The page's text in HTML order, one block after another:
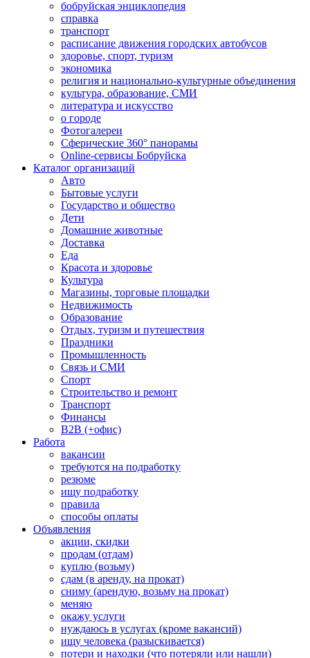
бобруйская энциклопедия
справка
транспорт
расписание движения городских автобусов
здоровье, спорт, туризм
экономика
религия и национально-культурные объединения
культура, образование, СМИ
литература и искусство
о городе
Фотогалереи
Сферические 360° панорамы
Online-сервисы Бобруйска
Каталог организаций
Авто
Бытовые услуги
Государство и общество
Дети
Домашние животные
Доставка
Еда
Красота и здоровье
Культура
Магазины, торговые площадки
Недвижимость
Образование
Отдых, туризм и путешествия
Праздники
Промышленность
Связь и СМИ
Спорт
Строительство и ремонт
Транспорт
Финансы
B2B (+офис)
Работа
вакансии
требуются на подработку
резюме
ищу подработку
правила
способы оплаты
Объявления
акции, скидки
продам (отдам)
куплю (возьму)
сдам (в аренду, на прокат)
сниму (арендую, возьму на прокат)
меняю
окажу услуги
нуждаюсь в услугах (кроме вакансий)
ищу человека (разыскивается)
потери и находки (что потеряли или нашли)